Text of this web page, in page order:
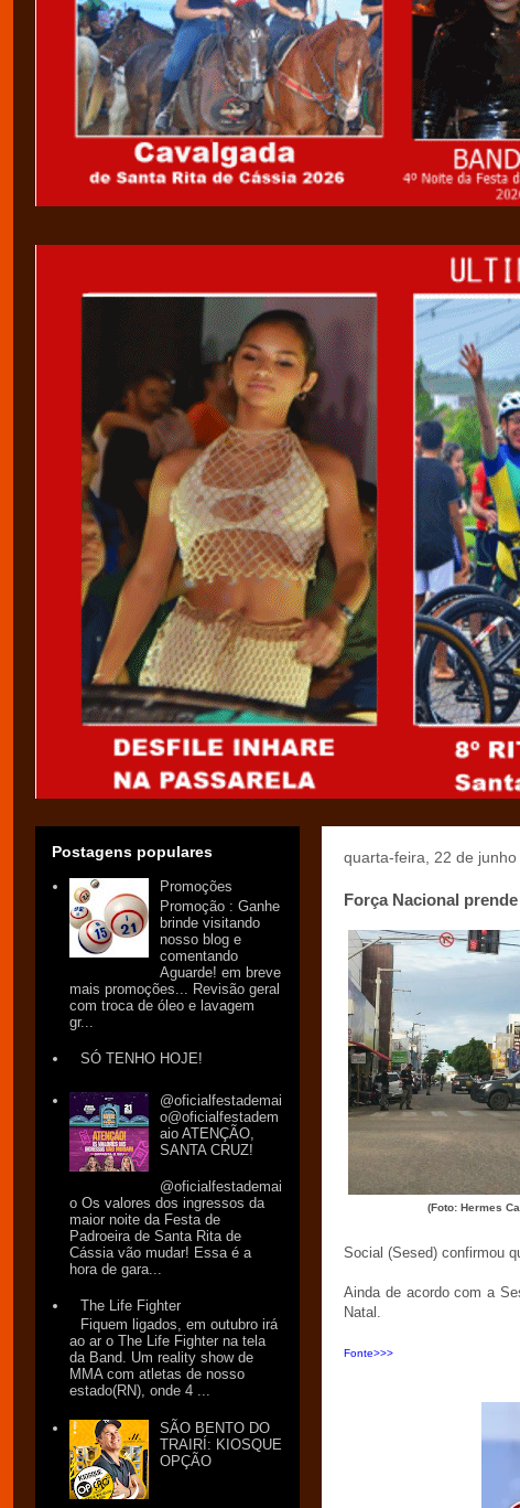
quarta-feira, 22 de junho
Força Nacional
(Foto: Hermes
Social (Sesed) confirmou
Ainda de acordo com a
Natal.
Fonte>>>
Postagens populares
Promoções
Promoção : Ganhe
brinde visitando
nosso blog e
comentando
Aguarde! em breve
mais promoções... Revisão geral
com troca de óleo e lavagem
gr...
SÓ TENHO HOJE!
@oficialfestademai
o@oficialfestadem
aio ATENÇÃO,
SANTA CRUZ!
@oficialfestademai
o Os valores dos ingressos da
maior noite da Festa de
Padroeira de Santa Rita de
Cássia vão mudar! Essa é a
hora de gara...
The Life Fighter
Fiquem ligados, em outubro irá
ao ar o The Life Fighter na tela
da Band. Um reality show de
MMA com atletas de nosso
estado(RN), onde 4 ...
SÃO BENTO DO
TRAIRÍ: KIOSQUE
OPÇÃO